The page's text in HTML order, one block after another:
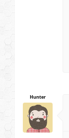
Hunter